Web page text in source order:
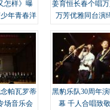
怎样》曝
年青春洋
姜育恒长春个唱
万芳优雅同台演
帕瓦罗蒂
场音乐会
黑豹乐队30周年
幕 千人合唱致